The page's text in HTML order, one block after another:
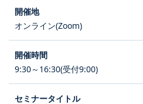
オンライン(Zoom)
9:30～16:30(受付9:00)